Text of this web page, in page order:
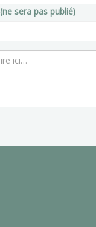
(ne sera pas publié)